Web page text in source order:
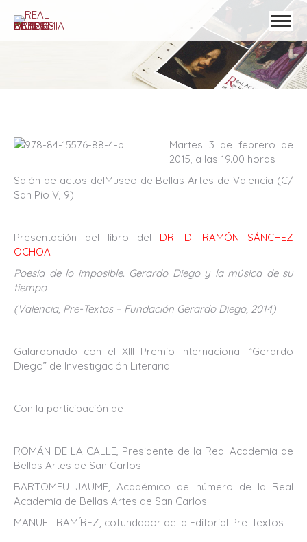
Martes 3 de febrero de
2015, a las 19.00 horas
Salón de actos delMuseo de Bellas Artes de Valencia (C/
San Pío V, 9)
Presentación del libro del DR. D. RAMÓN SÁNCHEZ
OCHOA
Poesía de lo imposible. Gerardo Diego y la música de su
tiempo
(Valencia, Pre-Textos – Fundación Gerardo Diego, 2014)
Galardonado con el XIII Premio Internacional “Gerardo
Diego” de Investigación Literaria
Con la participación de
ROMÁN DE LA CALLE, Presidente de la Real Academia de
Bellas Artes de San Carlos
BARTOMEU JAUME, Académico de número de la Real
Academia de Bellas Artes de San Carlos
MANUEL RAMÍREZ, cofundador de la Editorial Pre-Textos